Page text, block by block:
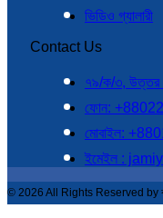
ভিডিও গ্যালারী
Contact Us
৭৯/ক/৩, উত্তর
ফোন:
মোবাইল:
ইমেইল :
© 2026 All Rights Reserved by